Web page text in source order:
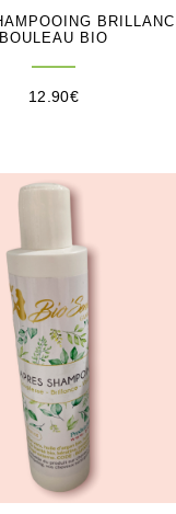
BOULEAU BIO
12.90€